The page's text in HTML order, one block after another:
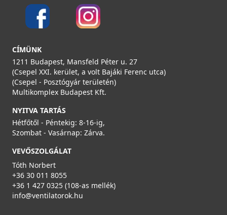
CÍMÜNK
1211 Budapest, Mansfeld Péter u. 27
(Csepel XXI. kerület, a volt Bajáki Ferenc utca)
(Csepel - Posztógyár területén)
Multikomplex Budapest Kft.
NYITVA TARTÁS
Hétfőtől - Péntekig: 8-16-ig,
Szombat - Vasárnap: Zárva.
VEVŐSZOLGÁLAT
Tóth Norbert
+36 30 011 8055
+36 1 427 0325 (108-as mellék)
info@ventilatorok.hu